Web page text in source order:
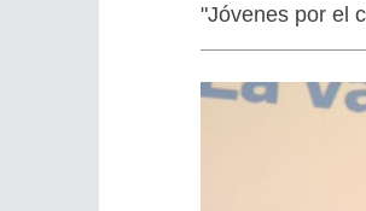
"Jóvenes por el